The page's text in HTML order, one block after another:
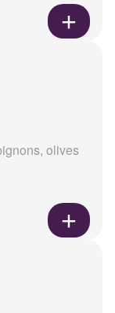
olives